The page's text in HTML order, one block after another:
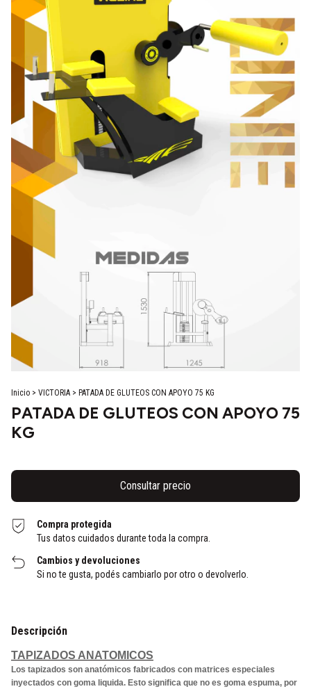
Inicio > VICTORIA > PATADA DE GLUTEOS CON APOYO 75 KG
PATADA DE GLUTEOS CON APOYO 75
KG
Compra protegida
Tus datos cuidados durante toda la compra.
Cambios y devoluciones
Si no te gusta, podés cambiarlo por otro o devolverlo.
Descripción
TAPIZADOS ANATOMICOS
Los tapizados son anatómicos fabricados con matrices especiales
inyectados con goma liquida. Esto significa que no es goma espuma, por